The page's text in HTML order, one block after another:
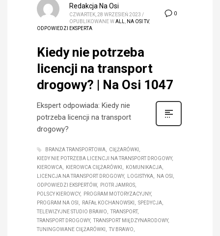
0
Redakcja Na Osi
CZWARTEK, 28 WRZESIEŃ 2023 /
OPUBLIKOWANE WALL NA OSI TV,
ODPOWIEDZI EKSPERTA
Kiedy nie potrzeba
licencji na transport
drogowy? | Na Osi 1047
Ekspert odpowiada: Kiedy nie
potrzeba licencji na transport
drogowy?
BRANŻA TRANSPORTOWA
CIĘŻARÓWKI
KIEDY NIE POTRZEBA LICENCJI NA TRANSPORT DROGOWY
KIEROWCA
KIEROWCA CIĘŻARÓWKI
KOMUNIKACJA
LICENCJA NA TRANSPORT DROGOWY
LOGISTYKA
NA OSI
ODPOWIEDZI EKSPERTÓW
PIOTR JAMROS
POLSCY KIEROWCY
PROGRAM MOTORYZACYJNY
PROGRAM NA OSI
RAFAŁ KOCHANOWSKI
SPEDYCJA
TELEWIZYJNE STUDIO BRAWO
TRANSPORT
TRANSPORT DROGOWY
TRANSPORT MIĘDZYNARODOWY
TUNINGOWANE CIĘŻARÓWKI
TV BRAWO